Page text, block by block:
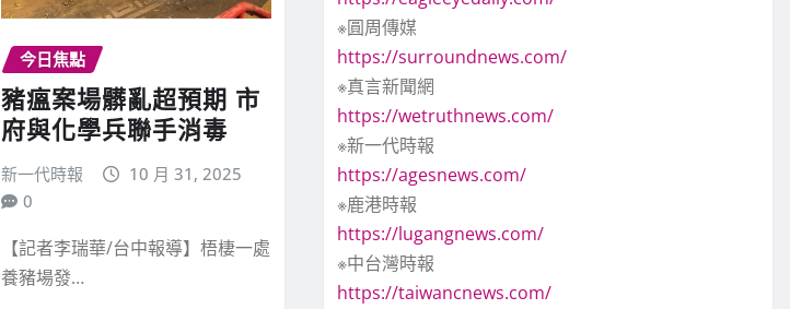
今日焦點
豬瘟案場髒亂超預期 市
府與化學兵聯手消毒
新一代時報
10 月 31, 2025
0
【記者李瑞華/台中報導】梧棲一處
養豬場發…
※圓周傳媒
https://surroundnews.com/
※真言新聞網
https://wetruthnews.com/
※新一代時報
https://agesnews.com/
※鹿港時報
https://lugangnews.com/
※中台灣時報
https://taiwancnews.com/